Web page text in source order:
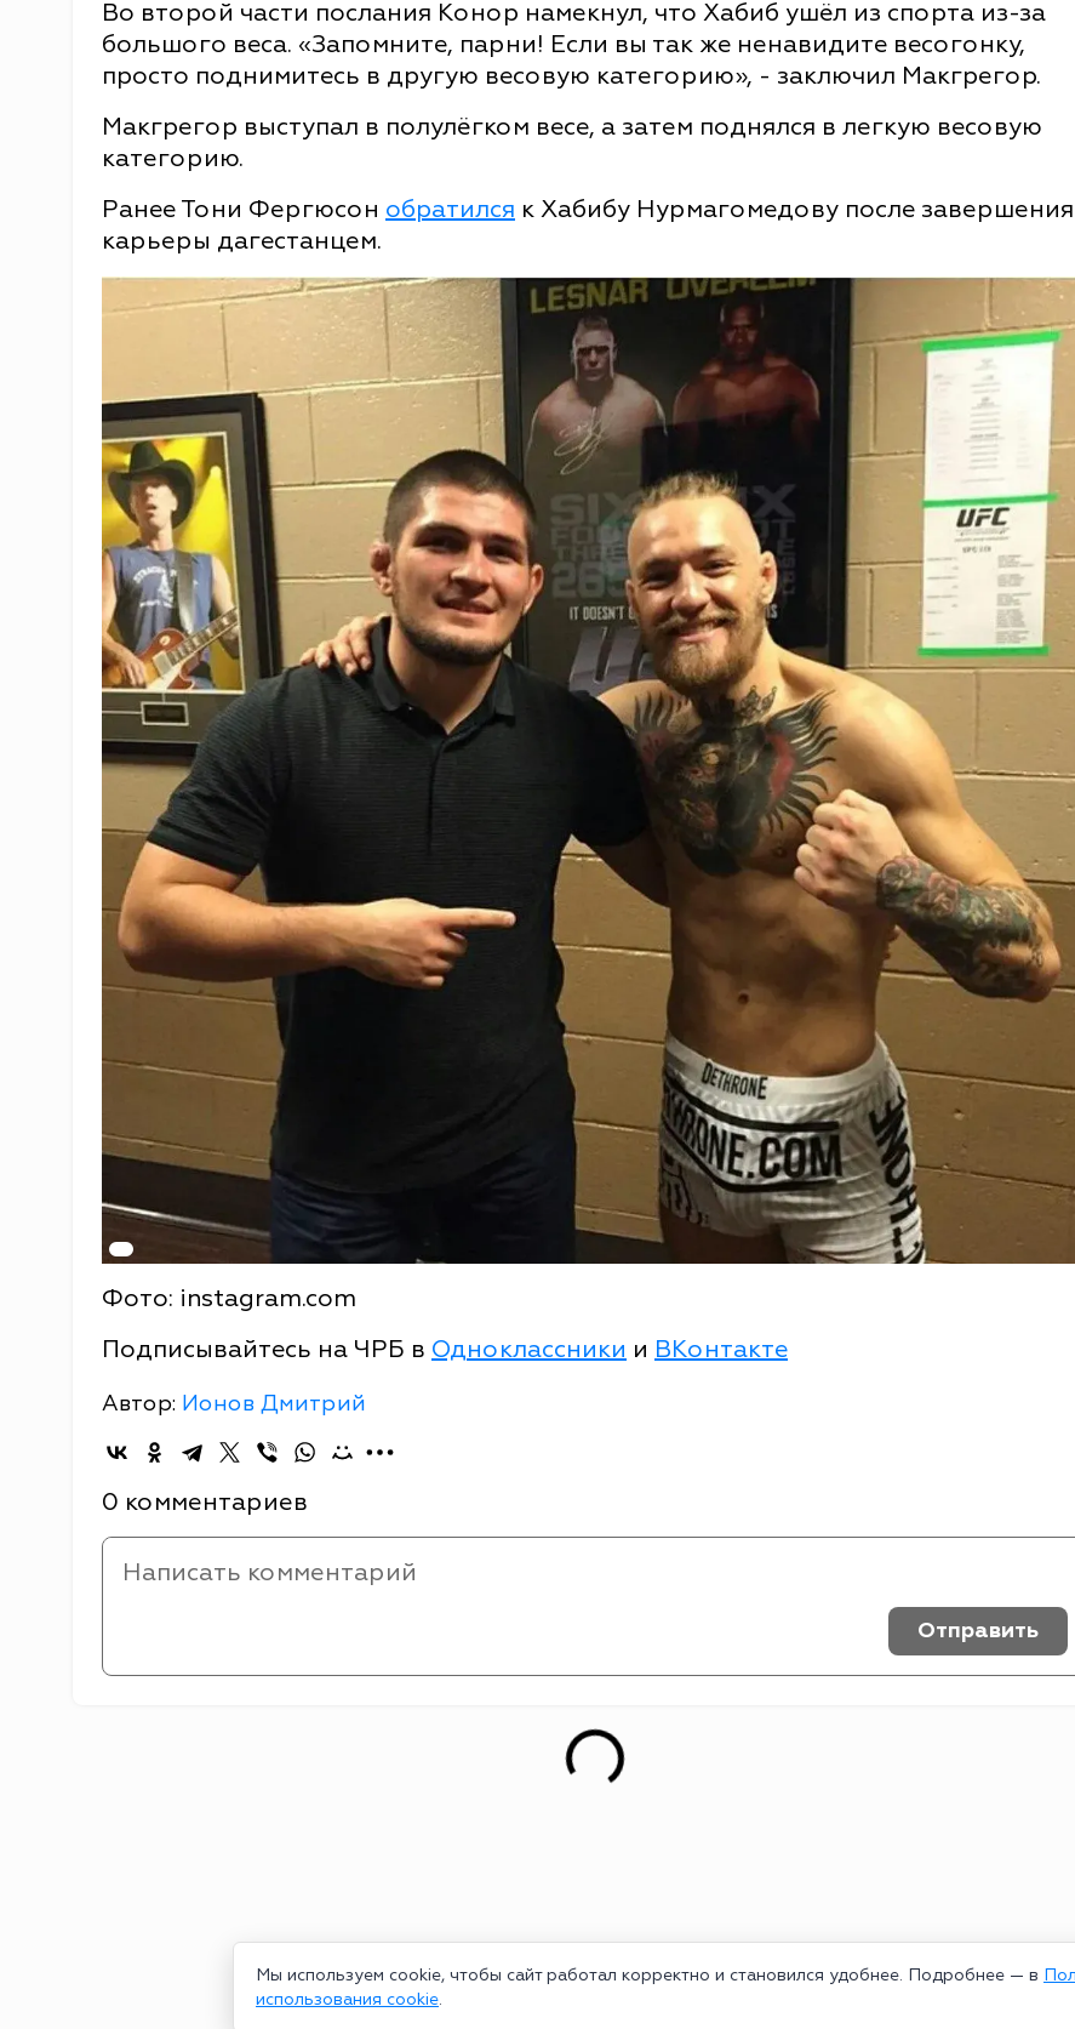
Мы используем cookie, чтобы сайт работал корректно и становился удобнее. Подробнее — в
использования cookie.
Во второй части послания Конор намекнул, что Хабиб ушёл из спорта из-за
большого веса. «Запомните, парни! Если вы так же ненавидите весогонку,
просто поднимитесь в другую весовую категорию», - заключил Макгрегор.
Макгрегор выступал в полулёгком весе, а затем поднялся в легкую весовую
категорию.
Ранее Тони Фергюсон обратился к Хабибу Нурмагомедову после завершения
карьеры дагестанцем.
Фото: instagram.com
Подписывайтесь на ЧРБ в Одноклассники и ВКонтакте
Автор: Ионов Дмитрий
0 комментариев
Отправить